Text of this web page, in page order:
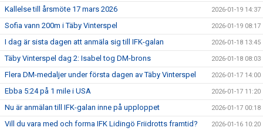
Kallelse till årsmöte 17 mars 2026 2026-01-19 14:37
Sofia vann 200m i Täby Vinterspel 2026-01-19 08:17
I dag är sista dagen att anmäla sig till IFK-galan 2026-01-18 13:45
Täby Vinterspel dag 2: Isabel tog DM-brons 2026-01-18 08:03
Flera DM-medaljer under första dagen av Täby Vinterspel 2026-01-17 14:00
Ebba 5:24 på 1 mile i USA 2026-01-17 11:20
Nu är anmälan till IFK-galan inne på upploppet 2026-01-17 00:18
Vill du vara med och forma IFK Lidingö Friidrotts framtid? 2026-01-16 10:20